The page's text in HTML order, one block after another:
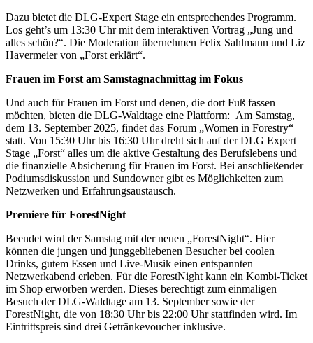
Dazu bietet die DLG-Expert Stage ein entsprechendes Programm.
Los geht’s um 13:30 Uhr mit dem interaktiven Vortrag „Jung und
alles schön?“. Die Moderation übernehmen Felix Sahlmann und Liz
Havermeier von „Forst erklärt“.
Frauen im Forst am Samstagnachmittag im Fokus
Und auch für Frauen im Forst und denen, die dort Fuß fassen
möchten, bieten die DLG-Waldtage eine Plattform: Am Samstag,
dem 13. September 2025, findet das Forum „Women in Forestry“
statt. Von 15:30 Uhr bis 16:30 Uhr dreht sich auf der DLG Expert
Stage „Forst“ alles um die aktive Gestaltung des Berufslebens und
die finanzielle Absicherung für Frauen im Forst. Bei anschließender
Podiumsdiskussion und Sundowner gibt es Möglichkeiten zum
Netzwerken und Erfahrungsaustausch.
Premiere für ForestNight
Beendet wird der Samstag mit der neuen „ForestNight“. Hier
können die jungen und junggebliebenen Besucher bei coolen
Drinks, gutem Essen und Live-Musik einen entspannten
Netzwerkabend erleben. Für die ForestNight kann ein Kombi-Ticket
im Shop erworben werden. Dieses berechtigt zum einmaligen
Besuch der DLG-Waldtage am 13. September sowie der
ForestNight, die von 18:30 Uhr bis 22:00 Uhr stattfinden wird. Im
Eintrittspreis sind drei Getränkevoucher inklusive.